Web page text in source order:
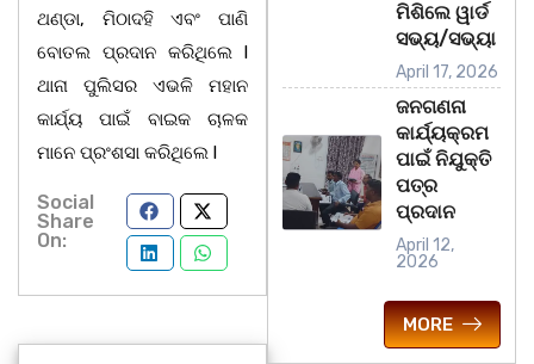
ଥଣ୍ଡା, ମିଠାଦହି ଏବଂ ପାଣି
ବୋତଲ ପ୍ରଦାନ କରିଥିଲେ l
ଥାନା ପୁଲିସର ଏଭଳି ମହାନ
କାର୍ଯ୍ୟ ପାଇଁ ବାଇକ ଚାଳକ
ମାନେ ପ୍ରଂଶସା କରିଥିଲେ l
Social
Share
On:
ମିଶିଲେ ୱାର୍ଡ
ସଭ୍ୟ/ସଭ୍ୟା
April 17, 2026
ଜନଗଣନା
କାର୍ଯ୍ୟକ୍ରମ
ପାଇଁ ନିଯୁକ୍ତି
ପତ୍ର
ପ୍ରଦାନ
April 12,
2026
MORE